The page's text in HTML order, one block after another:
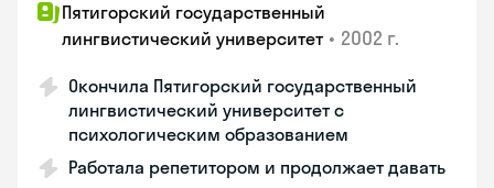
Пятигорский государственный
лингвистический университет • 2002 г.
Окончила Пятигорский государственный
лингвистический университет с
психологическим образованием
Работала репетитором и продолжает давать